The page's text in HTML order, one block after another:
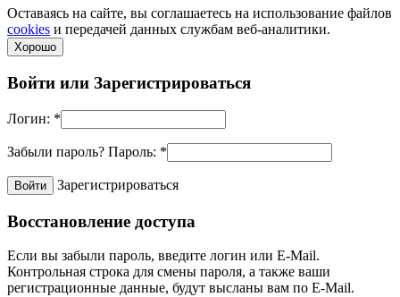
Оставаясь на сайте, вы соглашаетесь на использование файлов
cookies и передачей данных службам веб-аналитики.
Хорошо
Войти или Зарегистрироваться
Логин: *
Забыли пароль? Пароль: *
Зарегистрироваться
Восстановление доступа
Если вы забыли пароль, введите логин или E-Mail.
Контрольная строка для смены пароля, а также ваши
регистрационные данные, будут высланы вам по E-Mail.